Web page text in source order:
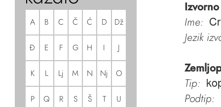
A B C Č Ć D Dž
Đ E F G H I J
K L Lj M N Nj O
P Q R S Š T U
Ime:
Jezik
Tip:
Podtip: